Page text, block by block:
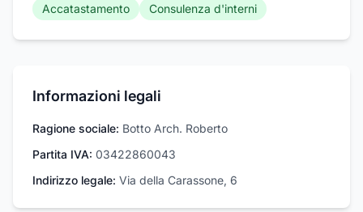
Accatastamento Consulenza d'interni
Informazioni legali
Ragione sociale: Botto Arch. Roberto
Partita IVA: 03422860043
Indirizzo legale: Via della Carassone, 6